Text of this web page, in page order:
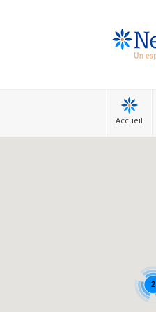
Accueil
2